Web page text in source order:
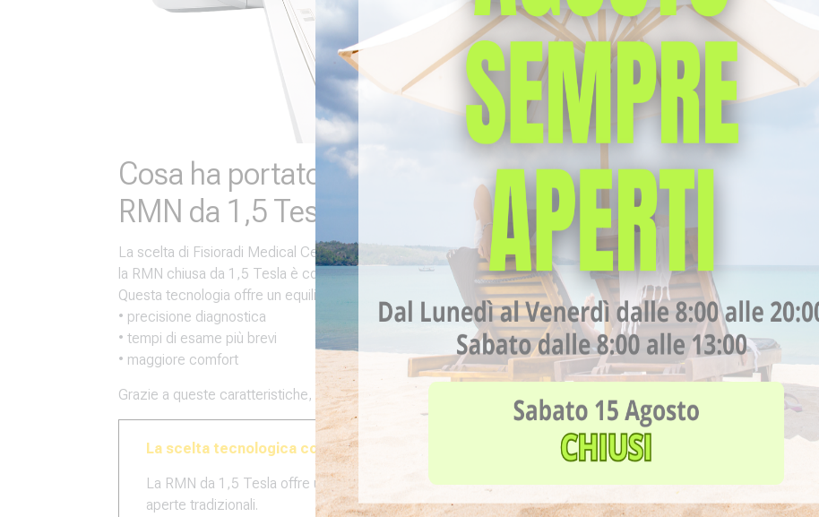
Cosa ha portato Fisioradi Medical Center a scegliere una
RMN da 1,5 Tesla?
La scelta di Fisioradi Medical Center nell’investire in una RMN chiusa da 1,5 Tesla è stata dettata dal fatto che oggi
la RMN chiusa da 1,5 Tesla è considerata lo standard ideale tra qualità dell’immagine e comfort del paziente.
Questa tecnologia offre un equilibrio ottimale tra:
• precisione diagnostica
• tempi di esame più brevi
• maggiore comfort
Grazie a queste caratteristiche, i medici possono lavorare con maggiore sicurezza e fornire referti più affidabili.
La scelta tecnologica conta
La RMN da 1,5 Tesla offre una qualità di immagine fino a 3/5 volte superiore rispetto alle apparecchiature
aperte tradizionali.